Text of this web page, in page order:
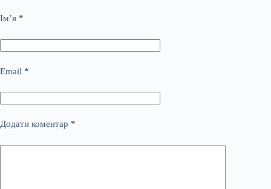
Ім’я *
Email *
Додати коментар *